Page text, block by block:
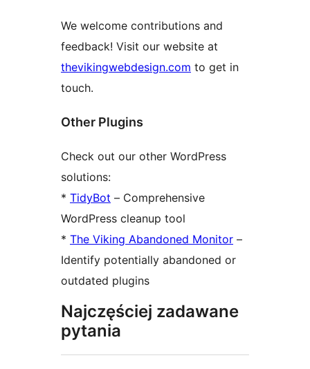
We welcome contributions and
feedback! Visit our website at
thevikingwebdesign.com to get in
touch.
Other Plugins
Check out our other WordPress
solutions:
* TidyBot – Comprehensive
WordPress cleanup tool
* The Viking Abandoned Monitor –
Identify potentially abandoned or
outdated plugins
Najczęściej zadawane
pytania